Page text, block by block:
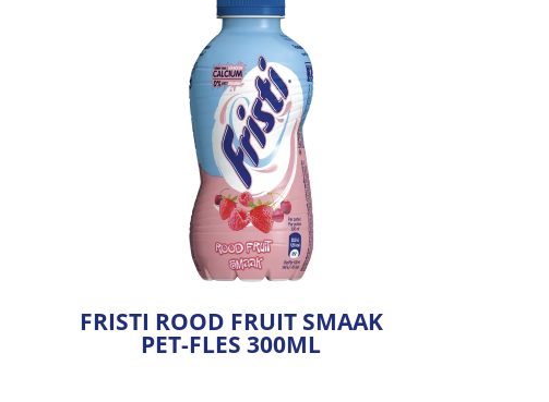
FRISTI ROOD FRUIT SMAAK
PET-FLES 300ML